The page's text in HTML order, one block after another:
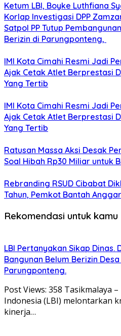
Ketum LBI, Boyke Luthfiana
Korlap Investigasi DPP
Satpol PP Tutup
Berizin di Parungponteng,
IMI Kota Cimahi Resmi Jadi
Ajak Cetak Atlet Berprestasi
Yang Tertib
IMI Kota Cimahi Resmi Jadi
Ajak Cetak Atlet Berprestasi
Yang Tertib
Ratusan Massa Aksi Desak
Soal Hibah Rp30 Miliar untuk
Rebranding RSUD Cibabat
Tahun, Pemkot Bantah
Rekomendasi untuk kamu
LBI Pertanyakan Sikap Dinas.
Bangunan Belum Berizin
Parungponteng.
Post Views: 358 Tasikmalaya
Indonesia (LBI) melontarkan
kinerja…